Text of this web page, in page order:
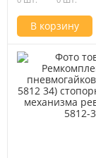
В корзину